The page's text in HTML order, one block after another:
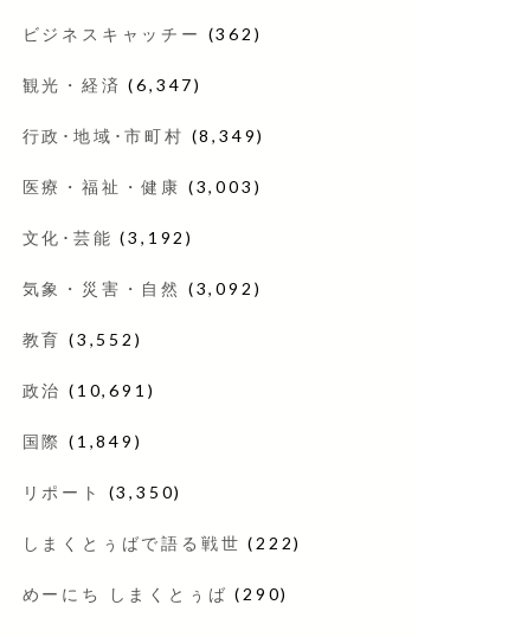
ビジネスキャッチー (362)
観光・経済 (6,347)
行政･地域･市町村 (8,349)
医療・福祉・健康 (3,003)
文化･芸能 (3,192)
気象・災害・自然 (3,092)
教育 (3,552)
政治 (10,691)
国際 (1,849)
リポート (3,350)
しまくとぅばで語る戦世 (222)
めーにち しまくとぅば (290)